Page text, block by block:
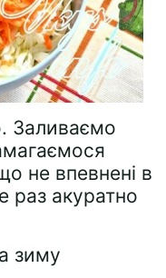
Заливаємо
не впевнені в
раз акуратно